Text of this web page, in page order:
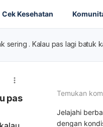
Cek Kesehatan
sering . Kalau pas lagi batuk
pas
Temukan
Jelajahi
dengan